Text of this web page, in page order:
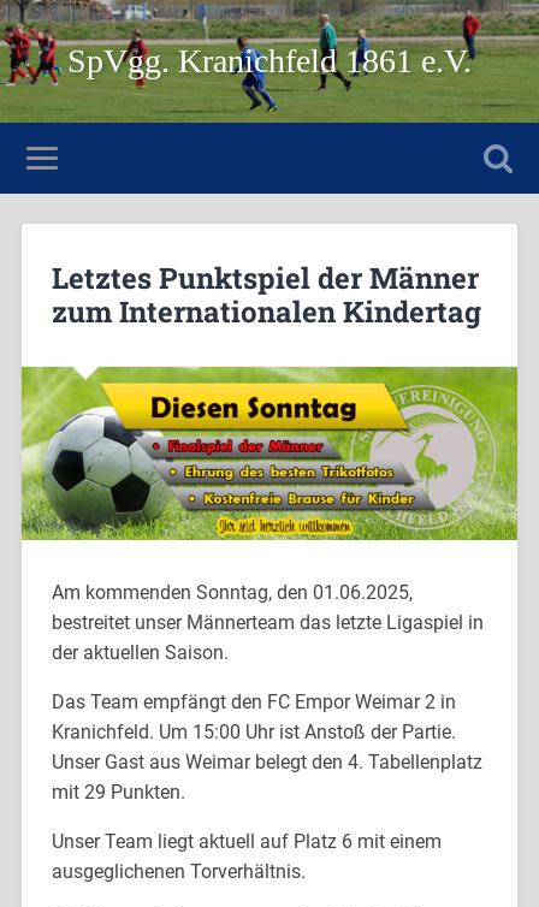
SpVgg. Kranichfeld 1861 e.V.
Letztes Punktspiel der Männer
zum Internationalen Kindertag
Am kommenden Sonntag, den 01.06.2025,
bestreitet unser Männerteam das letzte Ligaspiel in
der aktuellen Saison.
Das Team empfängt den FC Empor Weimar 2 in
Kranichfeld. Um 15:00 Uhr ist Anstoß der Partie.
Unser Gast aus Weimar belegt den 4. Tabellenplatz
mit 29 Punkten.
Unser Team liegt aktuell auf Platz 6 mit einem
ausgeglichenen Torverhältnis.